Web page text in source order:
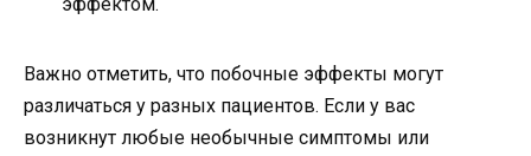
Важно отметить, что побочные эффекты могут
различаться у разных пациентов. Если у вас
возникнут любые необычные симптомы или